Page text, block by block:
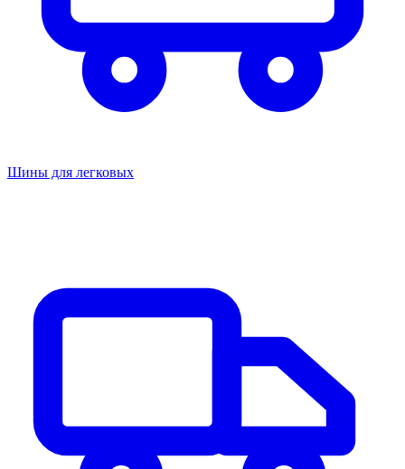
Шины для легковых